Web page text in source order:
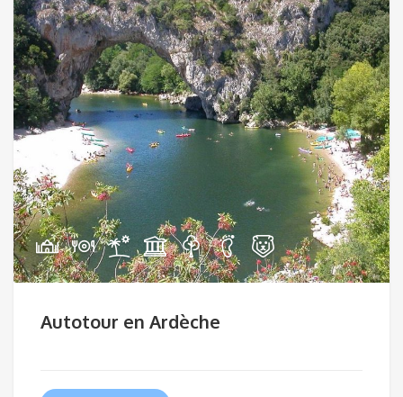
Autotour en Ardèche